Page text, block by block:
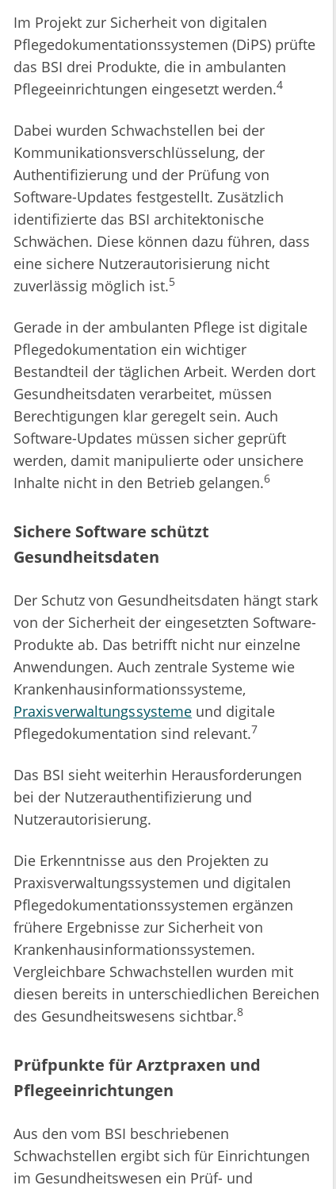
Im Projekt zur Sicherheit von digitalen
Pflegedokumentationssystemen (DiPS) prüfte
das BSI drei Produkte, die in ambulanten
Pflegeeinrichtungen eingesetzt werden.4
Dabei wurden Schwachstellen bei der
Kommunikationsverschlüsselung, der
Authentifizierung und der Prüfung von
Software-Updates festgestellt. Zusätzlich
identifizierte das BSI architektonische
Schwächen. Diese können dazu führen, dass
eine sichere Nutzerautorisierung nicht
zuverlässig möglich ist.5
Gerade in der ambulanten Pflege ist digitale
Pflegedokumentation ein wichtiger
Bestandteil der täglichen Arbeit. Werden dort
Gesundheitsdaten verarbeitet, müssen
Berechtigungen klar geregelt sein. Auch
Software-Updates müssen sicher geprüft
werden, damit manipulierte oder unsichere
Inhalte nicht in den Betrieb gelangen.6
Sichere Software schützt
Gesundheitsdaten
Der Schutz von Gesundheitsdaten hängt stark
von der Sicherheit der eingesetzten Software-
Produkte ab. Das betrifft nicht nur einzelne
Anwendungen. Auch zentrale Systeme wie
Krankenhausinformationssysteme,
Praxisverwaltungssysteme und digitale
Pflegedokumentation sind relevant.7
Das BSI sieht weiterhin Herausforderungen
bei der Nutzerauthentifizierung und
Nutzerautorisierung.
Die Erkenntnisse aus den Projekten zu
Praxisverwaltungssystemen und digitalen
Pflegedokumentationssystemen ergänzen
frühere Ergebnisse zur Sicherheit von
Krankenhausinformationssystemen.
Vergleichbare Schwachstellen wurden mit
diesen bereits in unterschiedlichen Bereichen
des Gesundheitswesens sichtbar.8
Prüfpunkte für Arztpraxen und
Pflegeeinrichtungen
Aus den vom BSI beschriebenen
Schwachstellen ergibt sich für Einrichtungen
im Gesundheitswesen ein Prüf- und